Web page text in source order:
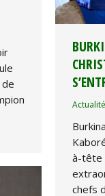
à-tête
chefs